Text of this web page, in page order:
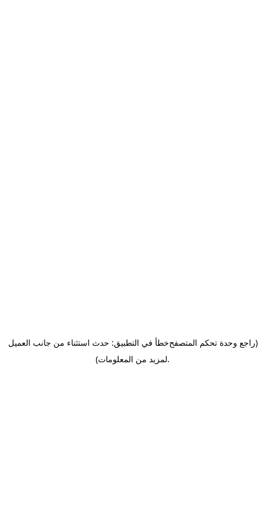
خطأ في التطبيق: حدث استثناء من جانب العميل(راجع وحدة تحكم المتصفح
لمزيد من المعلومات).